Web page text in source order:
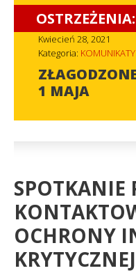
OSTRZEŻENIA:
Kwiecień 28, 2021
Kategoria: KOMUNIKATY
1 MAJA
SPOTKANIE
OCHRONY
KRYTYCZNEJ